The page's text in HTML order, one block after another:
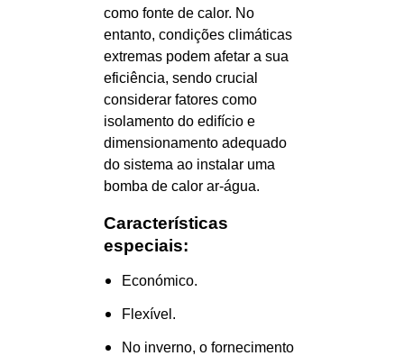
como fonte de calor. No
entanto, condições climáticas
extremas podem afetar a sua
eficiência, sendo crucial
considerar fatores como
isolamento do edifício e
dimensionamento adequado
do sistema ao instalar uma
bomba de calor ar-água.
Características
especiais:
Económico.
Flexível.
No inverno, o fornecimento